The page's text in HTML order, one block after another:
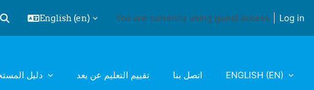
Toggle search input
English ‎(en)‎ You are currently using guest access Log in
تقييم التعليم عن بعد اتصل بنا ENGLISH ‎(EN)‎